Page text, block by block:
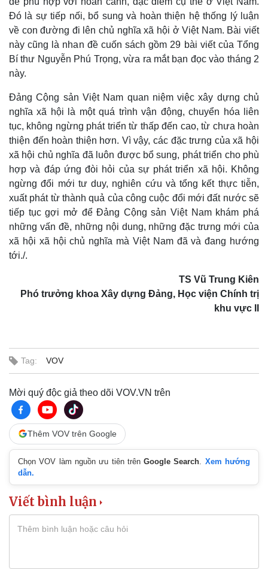
Doanh nghiệp
Thông tin doanh nghiệp
Doanh nghiệp 24h
Doanh nhân
Vì cộng đồng
Công nghệ
Sành điệu
Tin Công nghệ
Trải nghiệm
Chuyển đổi số
Sức khỏe
Dinh dưỡng - món ngon
Cây thuốc
Sản phụ khoa
Đời sống
Blog
Đó là sự tiếp nối, bổ sung và hoàn thiện hệ thống lý luận
về con đường đi lên chủ nghĩa xã hội ở Việt Nam. Bài viết
này cũng là nhan đề cuốn sách gồm 29 bài viết của Tổng
Bí thư Nguyễn Phú Trọng, vừa ra mắt bạn đọc vào tháng 2
này.
Đảng Cộng sản Việt Nam quan niệm việc xây dựng chủ
nghĩa xã hội là một quá trình vận động, chuyển hóa liên
tục, không ngừng phát triển từ thấp đến cao, từ chưa hoàn
thiện đến hoàn thiện hơn. Vì vậy, các đặc trưng của xã hội
xã hội chủ nghĩa đã luôn được bổ sung, phát triển cho phù
hợp và đáp ứng đòi hỏi của sự phát triển xã hội. Không
ngừng đổi mới tư duy, nghiên cứu và tổng kết thực tiễn,
xuất phát từ thành quả của công cuộc đổi mới đất nước sẽ
tiếp tục gợi mở để Đảng Cộng sản Việt Nam khám phá
những vấn đề, những nội dung, những đặc trưng mới của
xã hội xã hội chủ nghĩa mà Việt Nam đã và đang hướng
tới./.
TS Vũ Trung Kiên
Phó trưởng khoa Xây dựng Đảng, Học viện Chính trị
khu vực II
Tag: VOV
Mời quý độc giả theo dõi VOV.VN trên
Thêm VOV trên Google
Chọn VOV làm nguồn ưu tiên trênGoogle Search
Xem hướng
dẫn.
Viết bình luận